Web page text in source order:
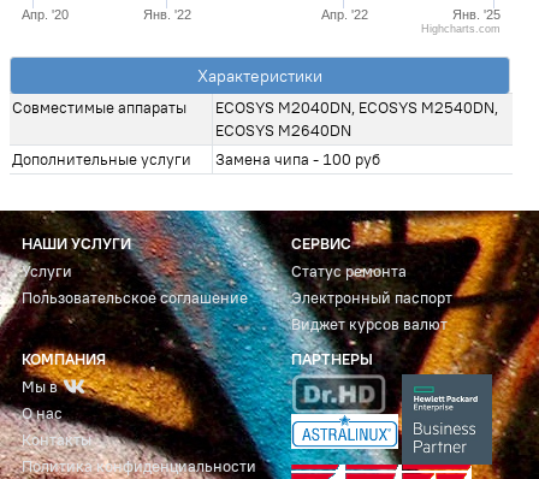
Апр. '20 Янв. '22 Апр. '22 Янв. '25
Highcharts.com
Характеристики
Совместимые аппараты
ECOSYS M2040DN, ECOSYS M2540DN,
ECOSYS M2640DN
Дополнительные услуги
Замена чипа - 100 руб
НАШИ УСЛУГИ
Услуги
Пользовательское соглашение
СЕРВИС
Статус ремонта
Электронный паспорт
Виджет курсов валют
КОМПАНИЯ
Мы в
О нас
Контакты
Политика конфиденциальности
ПАРТНЕРЫ